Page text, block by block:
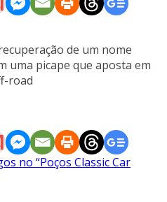
de um nome
uma picape que aposta em
road